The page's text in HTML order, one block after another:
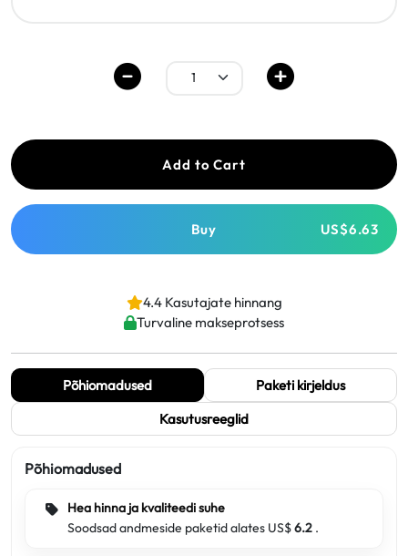
Add to Cart
Buy US$6.63
4.4 Kasutajate hinnang
Turvaline makseprotsess
Põhiomadused
Paketi kirjeldus
Kasutusreeglid
Põhiomadused
Hea hinna ja kvaliteedi suhe
Soodsad andmeside paketid alates US$6.2 .